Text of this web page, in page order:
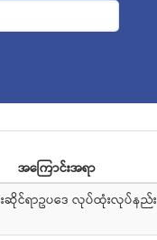
အကြောင်းအရာ
ြင်းဆိုင်ရာဥပဒေ လုပ်ထုံးလုပ်နည်း